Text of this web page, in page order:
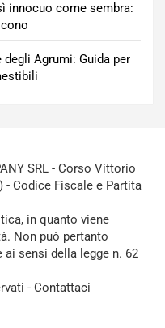
innocuo come sembra:
Agrumi: Guida per
SRL - Corso Vittorio
- Codice Fiscale e Partita
in quanto viene
Non può pertanto
sensi della legge n. 62
- Contattaci